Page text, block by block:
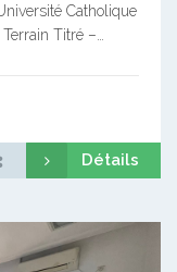
Catholique
Titré –…
Détails